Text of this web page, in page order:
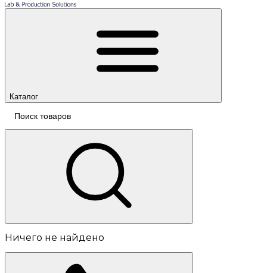
Каталог
Ничего не найдено